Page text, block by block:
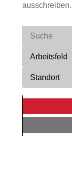
ausschreiben.
Arbeitsfeld
Standort